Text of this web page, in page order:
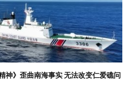
神》歪曲南海事实 无法改变仁爱礁问